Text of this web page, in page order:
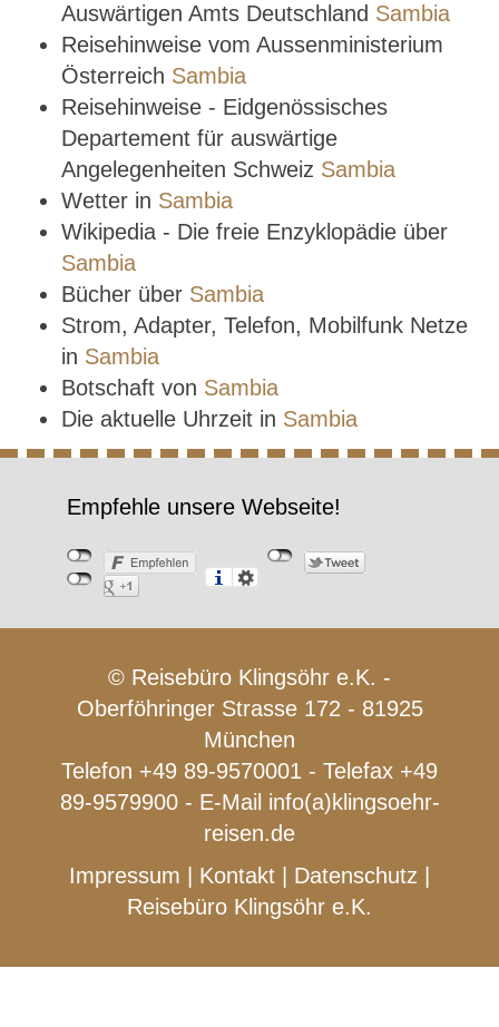
Auswärtigen Amts Deutschland Sambia
Reisehinweise vom Aussenministerium
Österreich Sambia
Reisehinweise - Eidgenössisches
Departement für auswärtige
Angelegenheiten Schweiz Sambia
Wetter in Sambia
Wikipedia - Die freie Enzyklopädie über
Sambia
Bücher über Sambia
Strom, Adapter, Telefon, Mobilfunk Netze
in Sambia
Botschaft von Sambia
Die aktuelle Uhrzeit in Sambia
Empfehle unsere Webseite!
© Reisebüro Klingsöhr e.K. -
Oberföhringer Strasse 172 - 81925
München
Telefon +49 89-9570001 - Telefax +49
89-9579900 - E-Mail info(a)klingsoehr-
reisen.de
Impressum
Kontakt Datenschutz
Reisebüro Klingsöhr e.K.